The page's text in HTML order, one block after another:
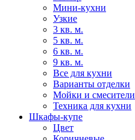
Мини-кухни
Узкие
3 кв. м.
5 кв. м.
6 кв. м.
9 кв. м.
Все для кухни
Варианты отделки
Мойки и смесители
Техника для кухни
Шкафы-купе
Цвет